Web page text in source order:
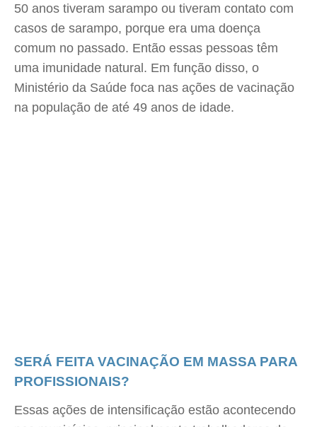
50 anos tiveram sarampo ou tiveram contato com
casos de sarampo, porque era uma doença
comum no passado. Então essas pessoas têm
uma imunidade natural. Em função disso, o
Ministério da Saúde foca nas ações de vacinação
na população de até 49 anos de idade.
SERÁ FEITA VACINAÇÃO EM MASSA PARA
PROFISSIONAIS?
Essas ações de intensificação estão acontecendo